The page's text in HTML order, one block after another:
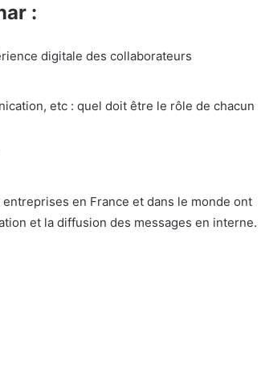
:
digitale des collaborateurs
etc : quel doit être le rôle de chacun
en France et dans le monde ont
et la diffusion des messages en interne.